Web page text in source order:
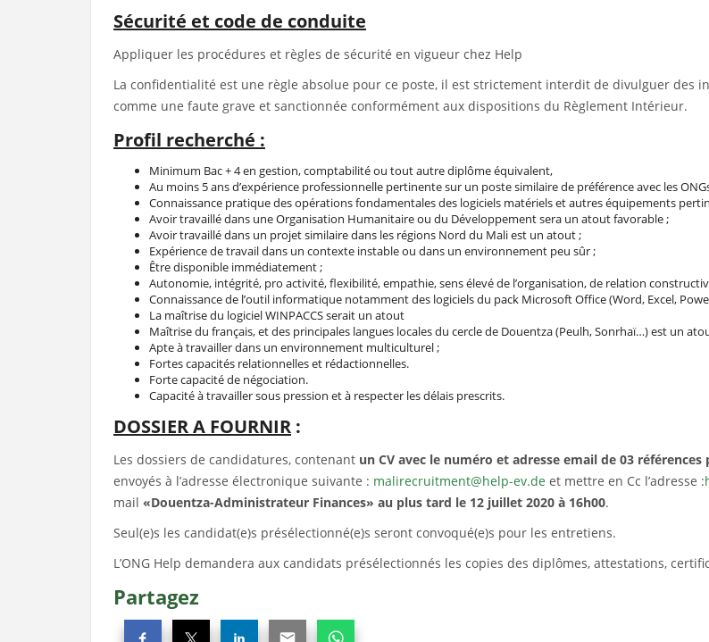
Sécurité et code de conduite
Appliquer les procédures et règles de sécurité en vigueur chez Help
La confidentialité est une règle absolue pour ce poste, il est strictement interdit de divulguer des
comme une faute grave et sanctionnée conformément aux dispositions du Règlement Intérieur.
Profil recherché :
Minimum Bac + 4 en gestion, comptabilité ou tout autre diplôme équivalent,
Au moins 5 ans d’expérience professionnelle pertinente sur un poste similaire de préférence avec les
Connaissance pratique des opérations fondamentales des logiciels matériels et autres équipements
Avoir travaillé dans une Organisation Humanitaire ou du Développement sera un atout favorable ;
Avoir travaillé dans un projet similaire dans les régions Nord du Mali est un atout ;
Expérience de travail dans un contexte instable ou dans un environnement peu sûr ;
Être disponible immédiatement ;
Autonomie, intégrité, pro activité, flexibilité, empathie, sens élevé de l’organisation, de relation
Connaissance de l’outil informatique notamment des logiciels du pack Microsoft Office (Word, Excel,
La maîtrise du logiciel WINPACCS serait un atout
Maîtrise du français, et des principales langues locales du cercle de Douentza (Peulh, Sonrhaï…) est un
Apte à travailler dans un environnement multiculturel ;
Fortes capacités relationnelles et rédactionnelles.
Forte capacité de négociation.
Capacité à travailler sous pression et à respecter les délais prescrits.
DOSSIER A FOURNIR :
Les dossiers de candidatures, contenant un CV avec le numéro et adresse email de 03
envoyés à l’adresse électronique suivante : malirecruitment@help-ev.de et mettre en Cc l’adresse :
mail «Douentza-Administrateur Finances» au plus tard le 12 juillet 2020 à 16h00.
Seul(e)s les candidat(e)s présélectionné(e)s seront convoqué(e)s pour les entretiens.
L’ONG Help demandera aux candidats présélectionnés les copies des diplômes, attestations,
Partagez